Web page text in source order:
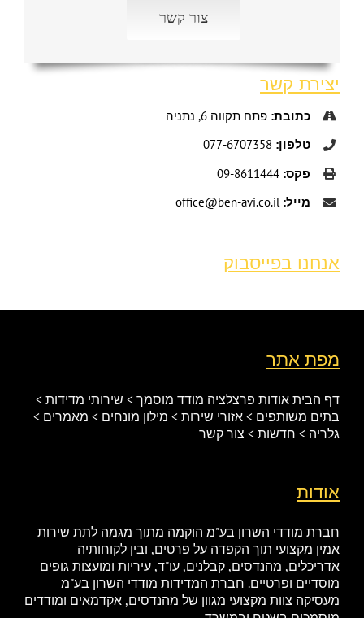
צור קשר
יצירת קשר
כתובת: פתח תקווה 6, נתניה
טלפון:
פקס:
מייל: office@ben-avi.co.il
אנחנו בפייסבוק
מפת אתר
דף הבית אודות פרצלציה מודד מוסמך > שירותי מדידות >
בתים משותפים > אזורי שירות > מילון מונחים > מאמרים >
גלריה > חדשות > צור קשר
אודות
חברת מודדי השרון בע"מ הוקמה מתוך מגמה לתת שירות
אמין מקצועי תוך הקפדה על פרטים, ובין לקוחותיה
אדריכלים, מהנדסים, קבלנים, עו"ד, עיריות ומועצות גופים
מוסדיים ופרטיים. חברת המדידות מודדי השרון בע"מ
מעסיקה צוות מקצועי מגוון של מהנדסים, אקדמאים ומודדים